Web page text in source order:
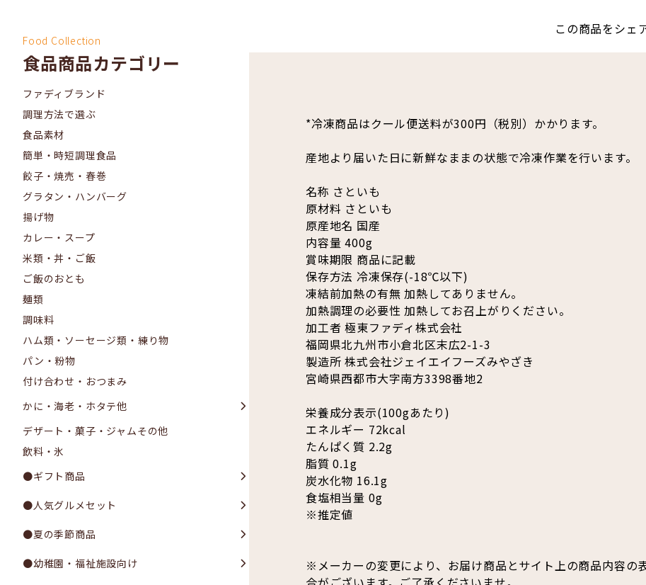
Food Collection
食品商品カテゴリー
ファディブランド
調理方法で選ぶ
食品素材
簡単・時短調理食品
餃子・焼売・春巻
グラタン・ハンバーグ
揚げ物
カレー・スープ
米類・丼・ご飯
ご飯のおとも
麺類
調味料
ハム類・ソーセージ類・練り物
パン・粉物
付け合わせ・おつまみ
かに・海老・ホタテ他
デザート・菓子・ジャムその他
飲料・氷
●ギフト商品
●人気グルメセット
●夏の季節商品
●幼稚園・福祉施設向け
この商品をシェ
*冷凍商品はクール便送料が300円（税別）かかります。
産地より届いた日に新鮮なままの状態で冷凍作業を行います。
名称 さといも
原材料 さといも
原産地名 国産
内容量 400g
賞味期限 商品に記載
保存方法 冷凍保存(-18℃以下)
凍結前加熱の有無 加熱してありません。
加熱調理の必要性 加熱してお召上がりください。
加工者 極東ファディ株式会社
福岡県北九州市小倉北区末広2-1-3
製造所 株式会社ジェイエイフーズみやざき
宮崎県西都市大字南方3398番地2
栄養成分表示(100gあたり)
エネルギー 72kcal
たんぱく質 2.2g
脂質 0.1g
炭水化物 16.1g
食塩相当量 0g
※推定値
※メーカーの変更により、お届け商品とサイト上の商品内容の